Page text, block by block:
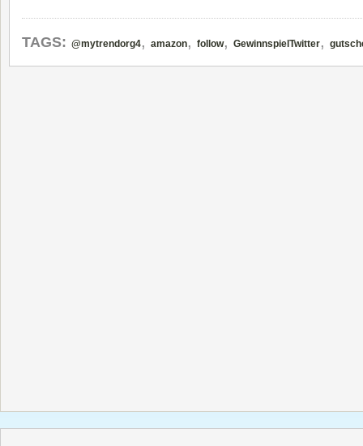
TAGS: @mytrendorg4, amazon, follow, GewinnspielTwitter,